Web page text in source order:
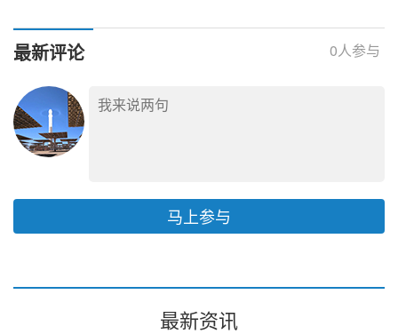
最新评论 0人参与
马上参与
最新资讯